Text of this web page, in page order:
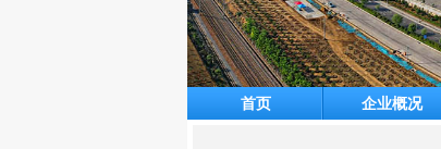
首页 企业概况